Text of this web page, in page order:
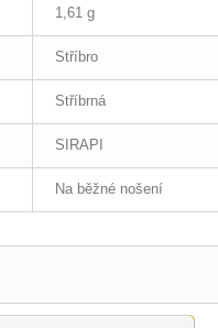
1,61 g
Stříbro
Stříbrná
SIRAPI
Na běžné nošení